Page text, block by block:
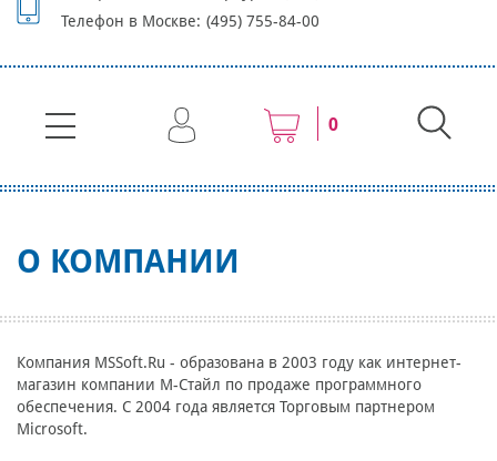
Телефон в Москве: (495) 755-84-00
0
О КОМПАНИИ
Компания MSSoft.Ru - образована в 2003 году как интернет-
магазин компании М-Стайл по продаже программного
обеспечения. С 2004 года является Торговым партнером
Microsoft.